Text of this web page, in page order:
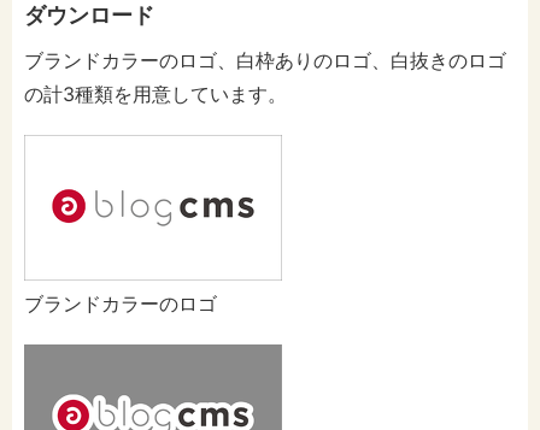
ダウンロード
ブランドカラーのロゴ、白枠ありのロゴ、白抜きのロゴ
の計3種類を用意しています。
ブランドカラーのロゴ